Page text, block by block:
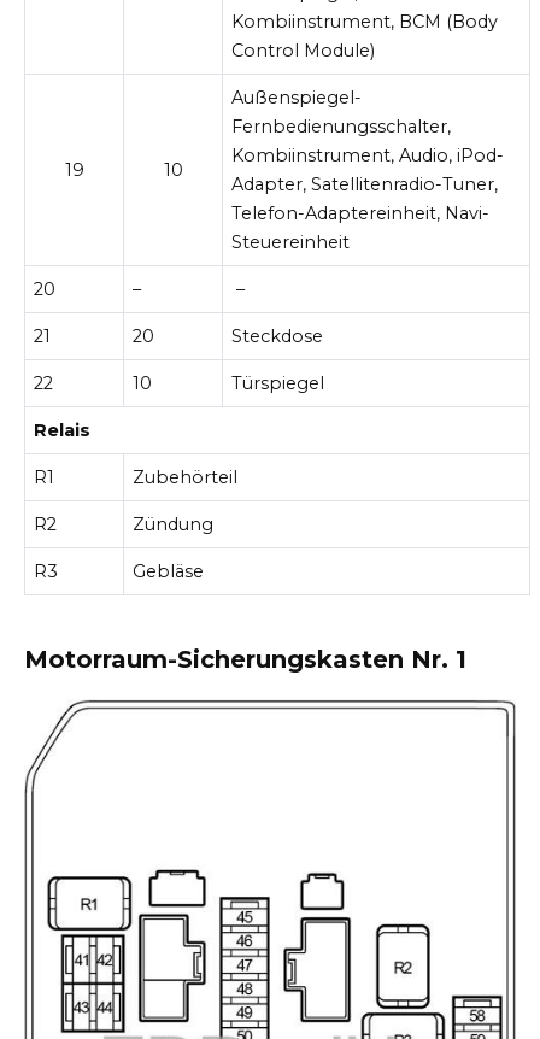
Kombiinstrument, BCM (Body
Control Module)
19 10
Außenspiegel-
Fernbedienungsschalter,
Kombiinstrument, Audio, iPod-
Adapter, Satellitenradio-Tuner,
Telefon-Adaptereinheit, Navi-
Steuereinheit
20 – –
21 20 Steckdose
22 10 Türspiegel
Relais
R1 Zubehörteil
R2 Zündung
R3 Gebläse
Motorraum-Sicherungskasten Nr. 1